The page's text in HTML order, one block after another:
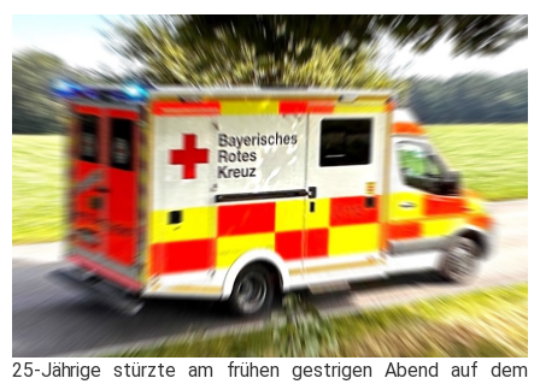
25-Jährige stürzte am frühen gestrigen Abend auf dem